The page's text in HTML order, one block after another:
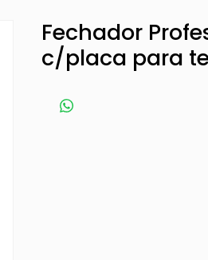
Fechador
c/placa para